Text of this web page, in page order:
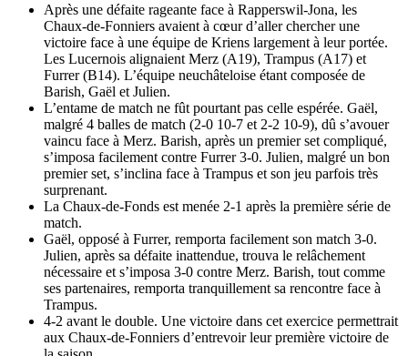
Après une défaite rageante face à Rapperswil-Jona, les
Chaux-de-Fonniers avaient à cœur d’aller chercher une
victoire face à une équipe de Kriens largement à leur portée.
Les Lucernois alignaient Merz (A19), Trampus (A17) et
Furrer (B14). L’équipe neuchâteloise étant composée de
Barish, Gaël et Julien.
L’entame de match ne fût pourtant pas celle espérée. Gaël,
malgré 4 balles de match (2-0 10-7 et 2-2 10-9), dû s’avouer
vaincu face à Merz. Barish, après un premier set compliqué,
s’imposa facilement contre Furrer 3-0. Julien, malgré un bon
premier set, s’inclina face à Trampus et son jeu parfois très
surprenant.
La Chaux-de-Fonds est menée 2-1 après la première série de
match.
Gaël, opposé à Furrer, remporta facilement son match 3-0.
Julien, après sa défaite inattendue, trouva le relâchement
nécessaire et s’imposa 3-0 contre Merz. Barish, tout comme
ses partenaires, remporta tranquillement sa rencontre face à
Trampus.
4-2 avant le double. Une victoire dans cet exercice permettrait
aux Chaux-de-Fonniers d’entrevoir leur première victoire de